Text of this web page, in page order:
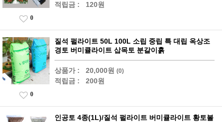
적립금 : 120원
0
질석 펄라이트 50L 100L 소립 중립 특 대립 옥상조
경토 버미큘라이트 삽목토 분갈이흙
상품가 : 20,000원 (0)
적립금 : 200원
0
인공토 4종(1L)/질석 펄라이트 버미큘라이트 황토볼